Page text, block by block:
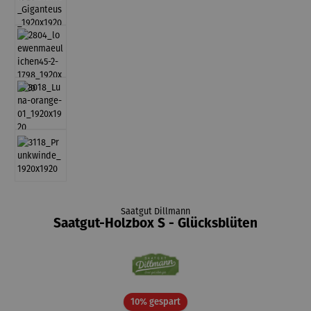
Saatgut Dillmann
Saatgut-Holzbox S - Glücksblüten
10% gespartRabatt